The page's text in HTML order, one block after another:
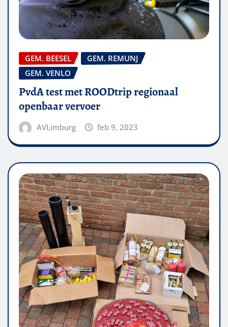
GEM. BEESEL
GEM. REMUNJ
GEM. VENLO
PvdA test met ROODtrip regionaal
openbaar vervoer
AVLimburg feb 9, 2023